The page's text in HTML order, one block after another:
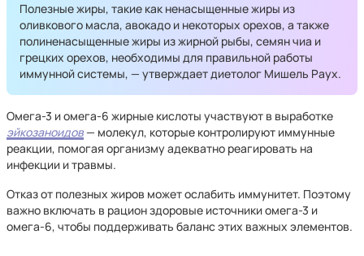
Полезные жиры, такие как ненасыщенные жиры из
оливкового масла, авокадо и некоторых орехов, а также
полиненасыщенные жиры из жирной рыбы, семян чиа и
грецких орехов, необходимы для правильной работы
иммунной системы, — утверждает диетолог Мишель Раух.
Омега-3 и омега-6 жирные кислоты участвуют в выработке
эйкозаноидов— молекул, которые контролируют иммунные
реакции, помогая организму адекватно реагировать на
инфекции и травмы.
Отказ от полезных жиров может ослабить иммунитет. Поэтому
важно включать в рацион здоровые источники омега-3 и
омега-6, чтобы поддерживать баланс этих важных элементов.